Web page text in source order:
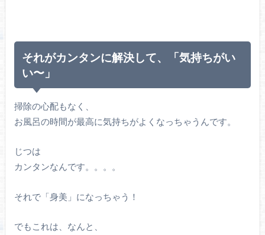
それがカンタンに解決して、「気持ちがい
い〜」
掃除の心配もなく、
お風呂の時間が最高に気持ちがよくなっちゃうんです。
じつは
カンタンなんです。。。。
それで「身美」になっちゃう！
でもこれは、なんと、